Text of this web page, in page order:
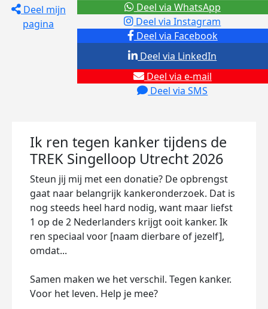
Deel mijn
pagina
Deel via Facebook
Deel via Instagram
Deel via e-mail
Deel via SMS
Deel via LinkedIn
Deel via WhatsApp
Ik ren tegen kanker tijdens de
TREK Singelloop Utrecht 2026
Steun jij mij met een donatie? De opbrengst
gaat naar belangrijk kankeronderzoek. Dat is
nog steeds heel hard nodig, want maar liefst
1 op de 2 Nederlanders krijgt ooit kanker. Ik
ren speciaal voor [naam dierbare of jezelf],
omdat...
Samen maken we het verschil. Tegen kanker.
Voor het leven. Help je mee?